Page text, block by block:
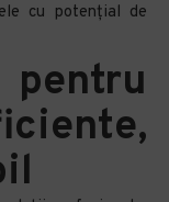
cu potențial de